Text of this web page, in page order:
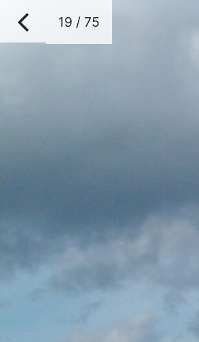
19 / 75